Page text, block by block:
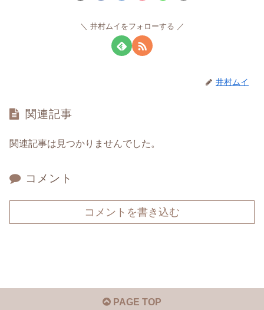
井村ムイをフォローする
井村ムイ
関連記事
関連記事は見つかりませんでした。
コメント
コメントを書き込む
PAGE TOP